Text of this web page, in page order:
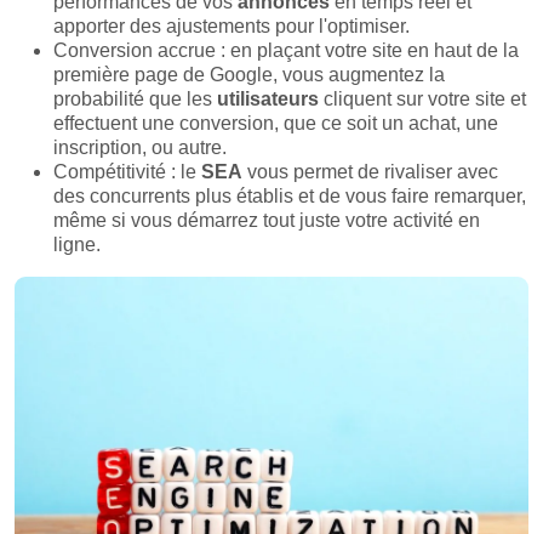
apporter des ajustements pour l'optimiser.
Conversion accrue : en plaçant votre site en haut de la
première page de Google, vous augmentez la
probabilité que les utilisateurs cliquent sur votre site et
effectuent une conversion, que ce soit un achat, une
inscription, ou autre.
Compétitivité : le SEA vous permet de rivaliser avec
des concurrents plus établis et de vous faire remarquer,
même si vous démarrez tout juste votre activité en
ligne.